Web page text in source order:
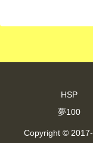
HSP
夢100
Copyright ©